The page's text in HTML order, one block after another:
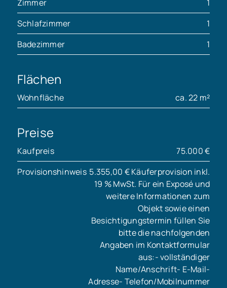
Zimmer
1
Schlafzimmer
1
Badezimmer
1
Flächen
Wohnfläche ca. 22 m²
Preise
Kaufpreis
75.000 €
Provisionshinweis 5.355,00 € Käuferprovision inkl.
19 % MwSt. Für ein Exposé und
weitere Informationen zum
Objekt sowie einen
Besichtigungstermin füllen Sie
bitte die nachfolgenden
Angaben im Kontaktformular
aus:- vollständiger
Name/Anschrift- E-Mail-
Adresse- Telefon/Mobilnummer